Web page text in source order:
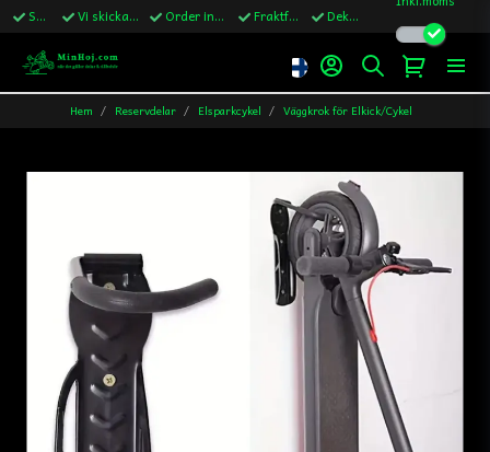
Snabba leveranser Vi skickar till Sverige,Danmark & Finland Order innan kl.13 skickas samma vardag Fraktfritt över 1200kr till Sverige Dekaler ingår i alla ordrar
Hem Reservdelar Elsparkcykel Väggkrok för Elkick/Cykel